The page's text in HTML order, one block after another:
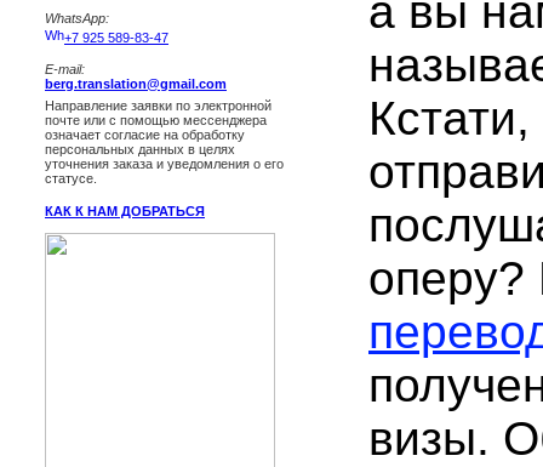
WhatsApp:
+7 925 589-83-47
E-mail:
berg.translation@gmail.com
Направление заявки по электронной
почте или с помощью мессенджера
означает согласие на обработку
персональных данных в целях
уточнения заказа и уведомления о его
статусе.
КАК К НАМ ДОБРАТЬСЯ
а вы
визы.